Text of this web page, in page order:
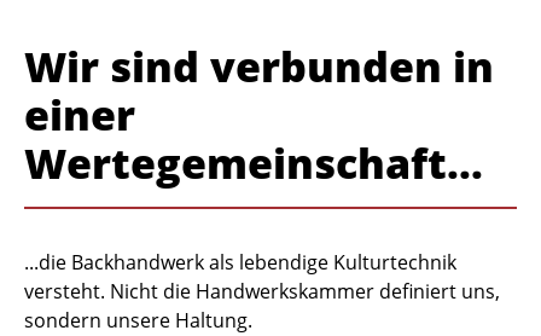
Wir sind verbunden in
einer
Wertegemeinschaft...
...die Backhandwerk als lebendige Kulturtechnik
versteht. Nicht die Handwerkskammer definiert uns,
sondern unsere Haltung.